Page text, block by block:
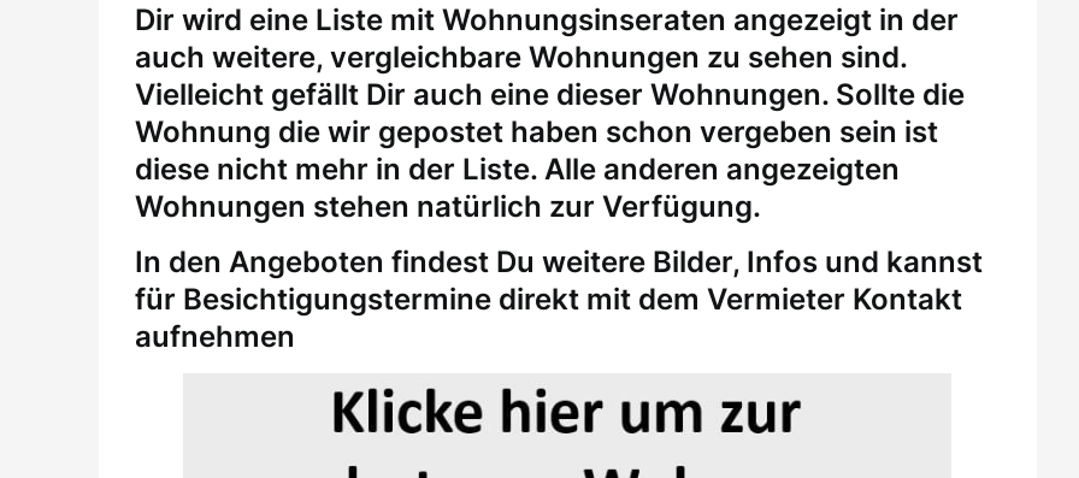
Dir wird eine Liste mit Wohnungsinseraten angezeigt in der
auch weitere, vergleichbare Wohnungen zu sehen sind.
Vielleicht gefällt Dir auch eine dieser Wohnungen. Sollte die
Wohnung die wir gepostet haben schon vergeben sein ist
diese nicht mehr in der Liste. Alle anderen angezeigten
Wohnungen stehen natürlich zur Verfügung.
In den Angeboten findest Du weitere Bilder, Infos und kannst
für Besichtigungstermine direkt mit dem Vermieter Kontakt
aufnehmen